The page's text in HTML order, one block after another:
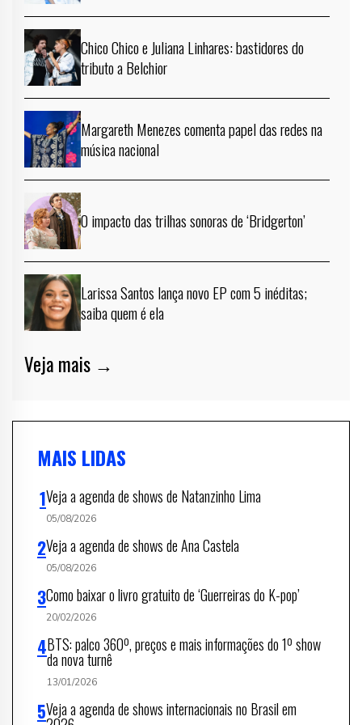
Chico Chico e Juliana Linhares: bastidores do
tributo a Belchior
Margareth Menezes comenta papel das redes na
música nacional
O impacto das trilhas sonoras de ‘Bridgerton’
Larissa Santos lança novo EP com 5 inéditas;
saiba quem é ela
Veja mais →
MAIS LIDAS
Veja a agenda de shows de Natanzinho Lima
05/08/2026
Veja a agenda de shows de Ana Castela
05/08/2026
Como baixar o livro gratuito de ‘Guerreiras do K-pop’
20/02/2026
BTS: palco 360º, preços e mais informações do 1º show
da nova turnê
13/01/2026
Veja a agenda de shows internacionais no Brasil em